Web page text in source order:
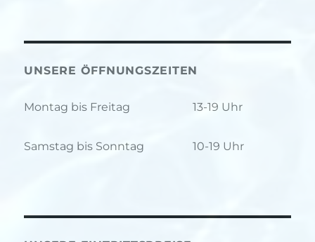
UNSERE ÖFFNUNGSZEITEN
Montag bis Freitag 13-19 Uhr
Samstag bis Sonntag 10-19 Uhr